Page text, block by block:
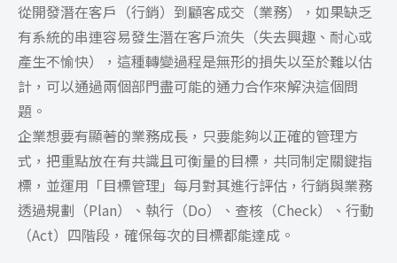
從開發潛在客戶（行銷）到顧客成交（業務），如果缺乏
有系統的串連容易發生潛在客戶流失（失去興趣、耐心或
產生不愉快），這種轉變過程是無形的損失以至於難以估
計，可以通過兩個部門盡可能的通力合作來解決這個問
題。
企業想要有顯著的業務成長，只要能夠以正確的管理方
式，把重點放在有共識且可衡量的目標，共同制定關鍵指
標，並運用「目標管理」每月對其進行評估，行銷與業務
透過規劃（Plan）、執行（Do）、查核（Check）、行動
（Act）四階段，確保每次的目標都能達成。